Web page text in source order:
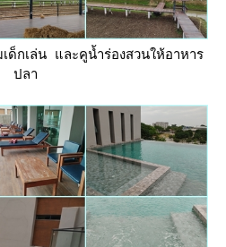
กเล่น และคูน้ำร่องสวนให้อาหาร
ปลา